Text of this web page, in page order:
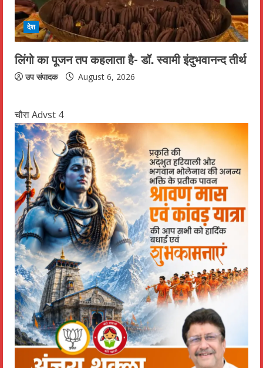
देश
लिंगो का पूजन तप कहलाता है- डॉ. स्वामी इंदुभवानन्द तीर्थ
उप संपादक August 6, 2026
चौरा Advst 4